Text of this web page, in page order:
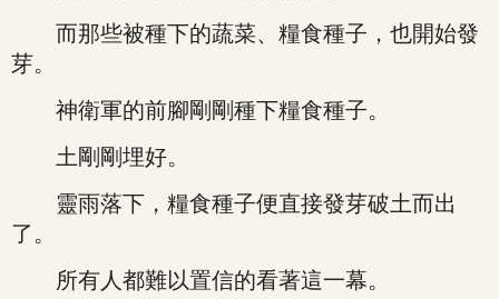
而那些被種下的蔬菜、糧食種子，也開始發
芽。
神衛軍的前腳剛剛種下糧食種子。
土剛剛埋好。
靈雨落下，糧食種子便直接發芽破土而出
了。
所有人都難以置信的看著這一幕。